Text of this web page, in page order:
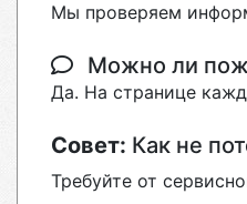
Мы проверяем
Можно ли
Да. На странице
Совет: Как не
Требуйте от